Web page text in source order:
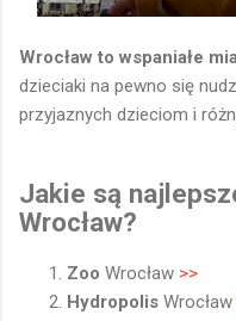
Wrocław to wspaniałe
dzieciaki na pewno się
przyjaznych dzieciom i
Jakie są
Wrocław?
Zoo Wrocław >>
Hydropolis Wrocław